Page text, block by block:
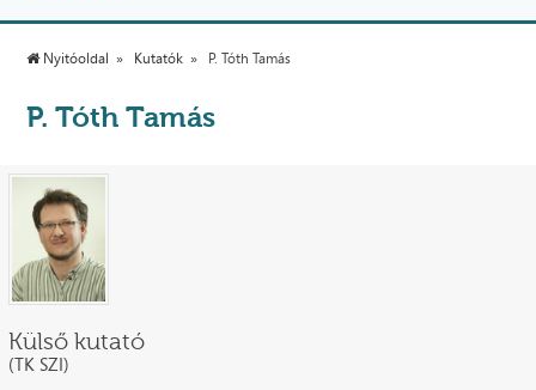
Nyitóoldal Kutatók P. Tóth Tamás
P. Tóth Tamás
Külső kutató
(TK SZI)